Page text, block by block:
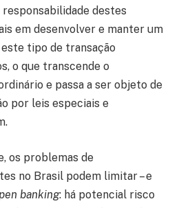
responsabilidade destes
em desenvolver e manter um
tipo de transação
o que transcende o
e passa a ser objeto de
por leis especiais e
os problemas de
no Brasil podem limitar – e
banking: há potencial risco